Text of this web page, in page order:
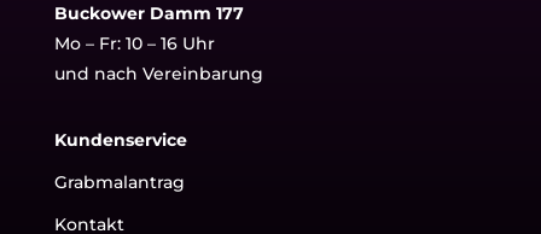
Buckower Damm 177
Mo – Fr: 10 – 16 Uhr
und nach Vereinbarung
Kundenservice
Grabmalantrag
Kontakt